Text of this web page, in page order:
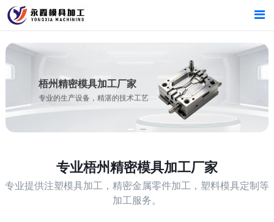
首页
产品中心
新闻中心
首页
产品中心
新闻中心
梧州精密模具加工厂家
专业的生产设备，精湛的技术工艺
专业梧州精密模具加工厂家
专业提供注塑模具加工，精密金属零件加工，塑料模具定制等
加工服务。